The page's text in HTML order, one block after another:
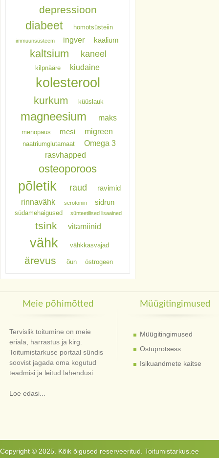
depressioon
diabeet homotsüsteiin
immuunsüsteem ingver kaalium
kaltsium kaneel
kilpnääre kiudaine
kolesterool
kurkum küüslauk
magneesium maks
menopaus mesi migreen
naatriumglutamaat
Omega 3
rasvhapped
osteoporoos
põletik raud ravimid
rinnavähk serotoniin sidrun
südamehaigused sünteetilised lisaained
tsink vitamiinid
vähk vähkkasvajad
ärevus õun östrogeen
Meie põhimõtted
Tervislik toitumine on meie
eriala, harrastus ja kirg.
Toitumistarkuse portaal sündis
soovist jagada oma kogutud
teadmisi ja leitud lahendusi.
Loe edasi...
Müügitingimused
Müügitingimused
Ostuprotsess
Isikuandmete kaitse
Copyright © 2025. Kõik õigused reserveeritud. Toitumistarkus.ee